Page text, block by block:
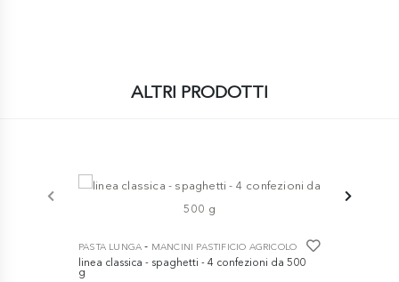
ALTRI PRODOTTI
PASTA LUNGA - MANCINI PASTIFICIO AGRICOLO
linea classica - spaghetti - 4 confezioni da 500
g